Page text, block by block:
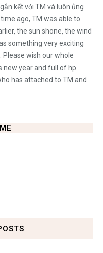
kết với TM và luôn ủng
ago, TM was able to
the sun shone, the wind
something very exciting
Please wish our whole
new year and full of hp.
has attached to TM and